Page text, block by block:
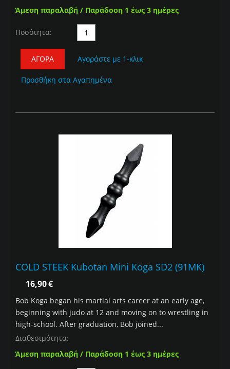
Άμεση παραλαβή / Παράδοση 1 έως 3 ημέρες
Ποσότητα:
ΑΓΟΡΆ Αγοράστε με 1-κλικ
Προσθήκη στα Αγαπημένα
COLD STEEK Kubotan Mini Koga SD2 (91MK)
16,90€
Bob Koga began his martial arts career at an early age,
beginning with judo at 12 and moving on to wrestling in
high-school. After graduation, Bob joined...
Διαθεσιμότητα:
Άμεση παραλαβή / Παράδοση 1 έως 3 ημέρες